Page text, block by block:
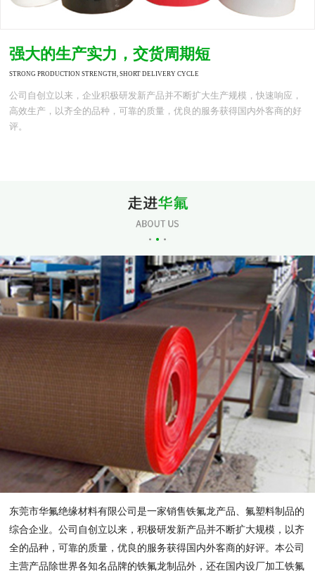
强大的生产实力，交货周期短
STRONG PRODUCTION STRENGTH, SHORT DELIVERY CYCLE
公司自创立以来，企业积极研发新产品并不断扩大生产规模，快速响应，
高效生产，以齐全的品种，可靠的质量，优良的服务获得国内外客商的好
评。
东莞市华氟绝缘材料有限公司是一家销售铁氟龙产品、氟塑料制品的
综合企业。公司自创立以来，积极研发新产品并不断扩大规模，以齐
全的品种，可靠的质量，优良的服务获得国内外客商的好评。本公司
主营产品除世界各知名品牌的铁氟龙制品外，还在国内设厂加工铁氟